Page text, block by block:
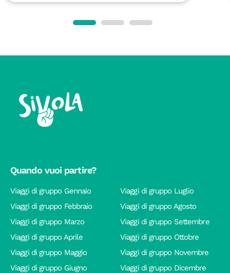
Quando vuoi partire?
Viaggi di gruppo Gennaio
Viaggi di gruppo Febbraio
Viaggi di gruppo Marzo
Viaggi di gruppo Aprile
Viaggi di gruppo Maggio
Viaggi di gruppo Giugno
Viaggi di gruppo Luglio
Viaggi di gruppo Agosto
Viaggi di gruppo Settembre
Viaggi di gruppo Ottobre
Viaggi di gruppo Novembre
Viaggi di gruppo Dicembre